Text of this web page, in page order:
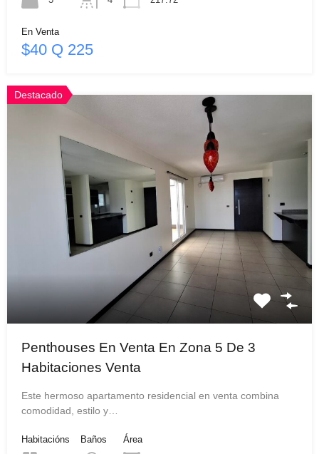
En Venta
$40 Q 225
Destacado
Penthouses En Venta En Zona 5 De 3
Habitaciones Venta
Este hermoso apartamento residencial en venta combina
comodidad, estilo y…
Habitacións
Baños
Área